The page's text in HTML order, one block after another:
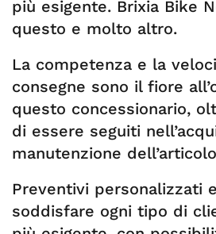
più esigente. Brixia Bike
questo e molto altro.
La competenza e la
consegne sono il fiore
questo concessionario,
di essere seguiti
manutenzione
Preventivi personalizzati
soddisfare ogni tipo di